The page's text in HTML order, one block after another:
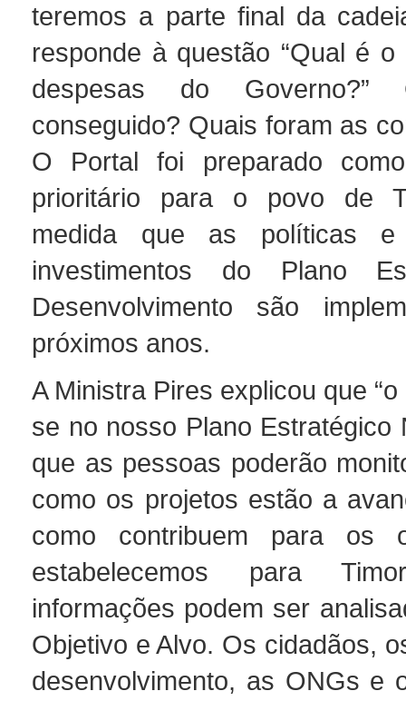
teremos a parte final da
responde à questão “Qual é
despesas do
conseguido? Quais foram as
O Portal foi preparado
prioritário para o povo de
medida que as políticas
investimentos do Plano
Desenvolvimento são
próximos anos.
A Ministra Pires explicou que
se no nosso Plano Estratégico
que as pessoas poderão
como os projetos estão a
como contribuem para os
estabelecemos para
informações podem ser
Objetivo e Alvo. Os cidadãos,
desenvolvimento, as ONGs e